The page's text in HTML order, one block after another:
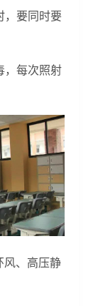
，要同时要
，每次照射
风、高压静